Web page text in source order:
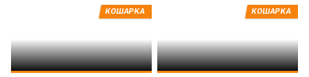
КОШАРКА КОШАРКА